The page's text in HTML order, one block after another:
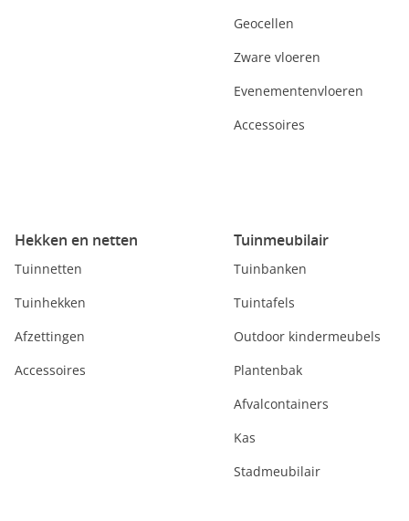
Geocellen
Zware vloeren
Evenementenvloeren
Accessoires
Hekken en netten
Tuinnetten
Tuinhekken
Afzettingen
Accessoires
Tuinmeubilair
Tuinbanken
Tuintafels
Outdoor kindermeubels
Plantenbak
Afvalcontainers
Kas
Stadmeubilair